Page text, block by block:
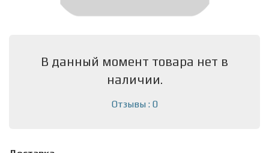
В данный момент товара нет в
наличии.
Отзывы : 0